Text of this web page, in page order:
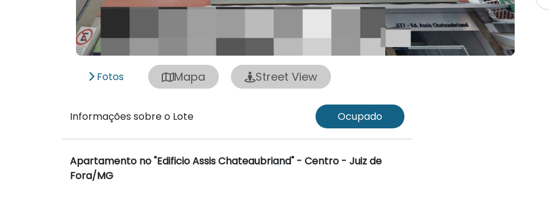
Fotos Mapa Street View
Informações sobre o Lote Ocupado
Apartamento no "Edificio Assis Chateaubriand" - Centro - Juiz de
Fora/MG